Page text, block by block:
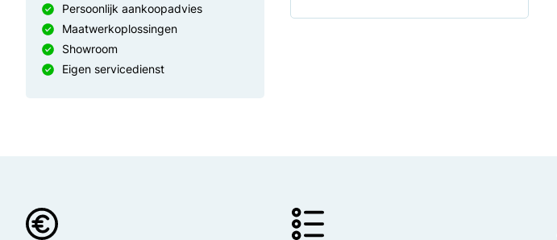
Persoonlijk aankoopadvies
Maatwerkoplossingen
Showroom
Eigen servicedienst